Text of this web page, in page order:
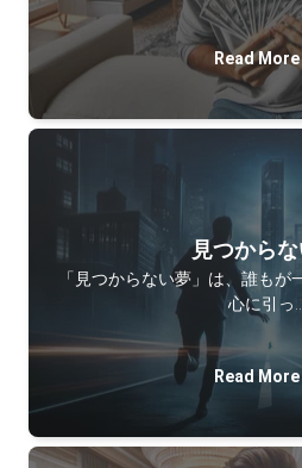
Read
見つから
「見つからない夢」は、誰も
心に引っ
Read